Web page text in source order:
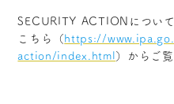
SECURITY ACTIONについ
こちら（ https://
action/index.html ）からご覧